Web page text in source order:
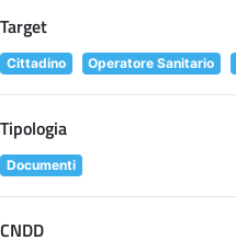
Target
Cittadino Operatore Sanitario
Tipologia
Documenti
CNDD